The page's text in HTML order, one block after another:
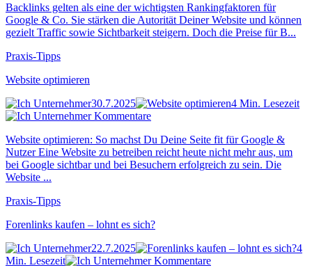
Backlinks gelten als eine der wichtigsten Rankingfaktoren für
Google & Co. Sie stärken die Autorität Deiner Website und können
gezielt Traffic sowie Sichtbarkeit steigern. Doch die Preise für B...
Praxis-Tipps
Website optimieren
30.7.2025
4 Min. Lesezeit
Kommentare
Website optimieren: So machst Du Deine Seite fit für Google &
Nutzer Eine Website zu betreiben reicht heute nicht mehr aus, um
bei Google sichtbar und bei Besuchern erfolgreich zu sein. Die
Website ...
Praxis-Tipps
Forenlinks kaufen – lohnt es sich?
22.7.2025
4
Min. Lesezeit
Kommentare